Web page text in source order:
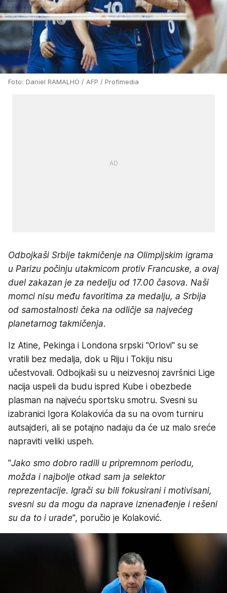
Foto: Daniel RAMALHO / AFP / Profimedia
Odbojkaši Srbije takmičenje na Olimpijskim igrama
u Parizu počinju utakmicom protiv Francuske, a ovaj
duel zakazan je za nedelju od 17.00 časova. Naši
momci nisu među favoritima za medalju, a Srbija
od samostalnosti čeka na odličje sa najvećeg
planetarnog takmičenja.
Iz Atine, Pekinga i Londona srpski "Orlovi" su se
vratili bez medalja, dok u Riju i Tokiju nisu
učestvovali. Odbojkaši su u neizvesnoj završnici Lige
nacija uspeli da budu ispred Kube i obezbede
plasman na najveću sportsku smotru. Svesni su
izabranici Igora Kolakovića da su na ovom turniru
autsajderi, ali se potajno nadaju da će uz malo sreće
napraviti veliki uspeh.
"Jako smo dobro radili u pripremnom periodu,
možda i najbolje otkad sam ja selektor
reprezentacije. Igrači su bili fokusirani i motivisani,
svesni su da mogu da naprave iznenađenje i rešeni
su da to i urade", poručio je Kolaković.